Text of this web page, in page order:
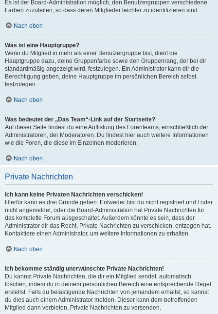
Es ist der Board-Administration möglich, den Benutzergruppen verschiedene
Farben zuzuteilen, so dass deren Mitglieder leichter zu identifizieren sind.
Nach oben
Was ist eine Hauptgruppe?
Wenn du Mitglied in mehr als einer Benutzergruppe bist, dient die
Hauptgruppe dazu, deine Gruppenfarbe sowie den Gruppenrang, der bei dir
standardmäßig angezeigt wird, festzulegen. Ein Administrator kann dir die
Berechtigung geben, deine Hauptgruppe im persönlichen Bereich selbst
festzulegen.
Nach oben
Was bedeutet der „Das Team“-Link auf der Startseite?
Auf dieser Seite findest du eine Auflistung des Forenteams, einschließlich der
Administratoren, der Moderatoren. Du findest hier auch weitere Informationen
wie die Foren, die diese im Einzelnen moderieren.
Nach oben
Private Nachrichten
Ich kann keine Privaten Nachrichten verschicken!
Hierfür kann es drei Gründe geben: Entweder bist du nicht registriert und / oder
nicht angemeldet, oder die Board-Administration hat Private Nachrichten für
das komplette Forum ausgeschaltet. Außerdem könnte es sein, dass der
Administrator dir das Recht, Private Nachrichten zu verschicken, entzogen hat.
Kontaktiere einen Administrator, um weitere Informationen zu erhalten.
Nach oben
Ich bekomme ständig unerwünschte Private Nachrichten!
Du kannst Private Nachrichten, die dir ein Mitglied sendet, automatisch
löschen, indem du in deinem persönlichen Bereich eine entsprechende Regel
erstellst. Falls du belästigende Nachrichten von jemandem erhältst, so kannst
du dies auch einem Administrator melden. Dieser kann dem betreffenden
Mitglied dann verbieten, Private Nachrichten zu versenden.